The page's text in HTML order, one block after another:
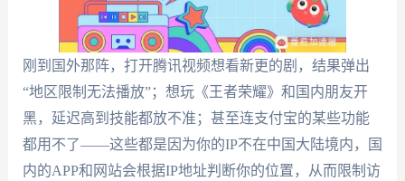
刚到国外那阵，打开腾讯视频想看新更的剧，结果弹出
“地区限制无法播放”；想玩《王者荣耀》和国内朋友开
黑，延迟高到技能都放不准；甚至连支付宝的某些功能
都用不了——这些都是因为你的IP不在中国大陆境内，国
内的APP和网站会根据IP地址判断你的位置，从而限制访